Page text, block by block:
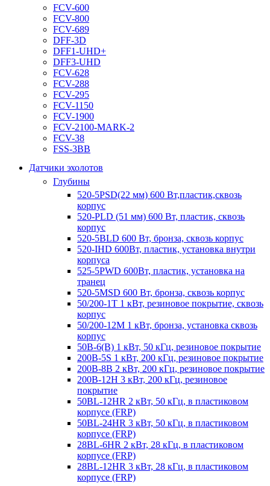
FCV-600
FCV-800
FCV-689
DFF-3D
DFF1-UHD+
DFF3-UHD
FCV-628
FCV-288
FCV-295
FCV-1150
FCV-1900
FCV-2100-MARK-2
FCV-38
FSS-3BB
Датчики эхолотов
Глубины
520-5PSD(22 мм) 600 Вт,пластик,сквозь
корпус
520-PLD (51 мм) 600 Вт, пластик, сквозь
корпус
520-5BLD 600 Вт, бронза, сквозь корпус
520-IHD 600Вт, пластик, установка внутри
корпуса
525-5PWD 600Вт, пластик, установка на
транец
520-5MSD 600 Вт, бронза, сквозь корпус
50/200-1T 1 кВт, резиновое покрытие, сквозь
корпус
50/200-12M 1 кВт, бронза, установка сквозь
корпус
50B-6(B) 1 кВт, 50 кГц, резиновое покрытие
200B-5S 1 кВт, 200 кГц, резиновое покрытие
200B-8B 2 кВт, 200 кГц, резиновое покрытие
200B-12H 3 кВт, 200 кГц, резиновое
покрытие
50BL-12HR 2 кВт, 50 кГц, в пластиковом
корпусе (FRP)
50BL-24HR 3 кВт, 50 кГц, в пластиковом
корпусе (FRP)
28BL-6HR 2 кВт, 28 кГц, в пластиковом
корпусе (FRP)
28BL-12HR 3 кВт, 28 кГц, в пластиковом
корпусе (FRP)